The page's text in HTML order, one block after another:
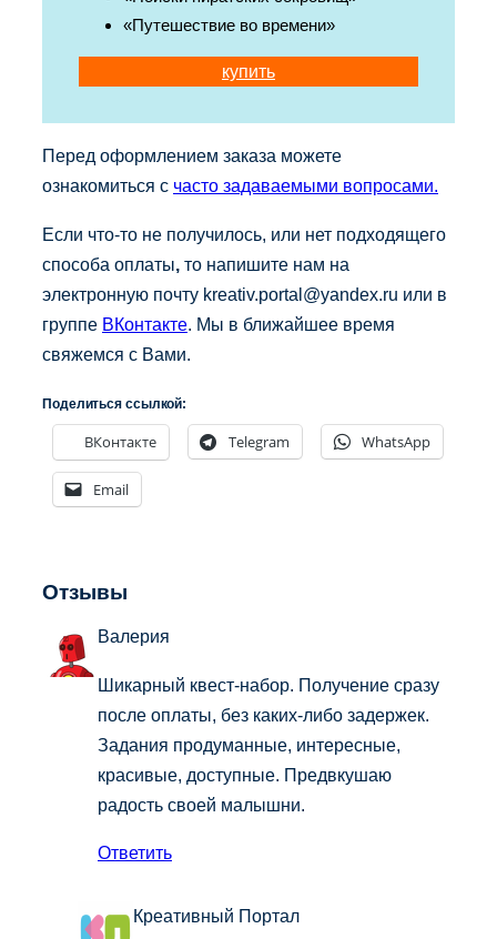
«Путешествие во времени»
купить
Перед оформлением заказа можете
ознакомиться с часто задаваемыми вопросами.
Если что-то не получилось, или нет подходящего
способа оплаты то напишите нам на
электронную почту kreativ.portal@yandex.ru или в
группе ВКонтакте . Мы в ближайшее время
свяжемся с Вами.
Поделиться ссылкой:
ВКонтакте Telegram WhatsApp
Email
Отзывы
Валерия
Шикарный квест-набор. Получение сразу
после оплаты, без каких-либо задержек.
Задания продуманные, интересные,
красивые, доступные. Предвкушаю
радость своей малышни.
Ответить
Креативный Портал